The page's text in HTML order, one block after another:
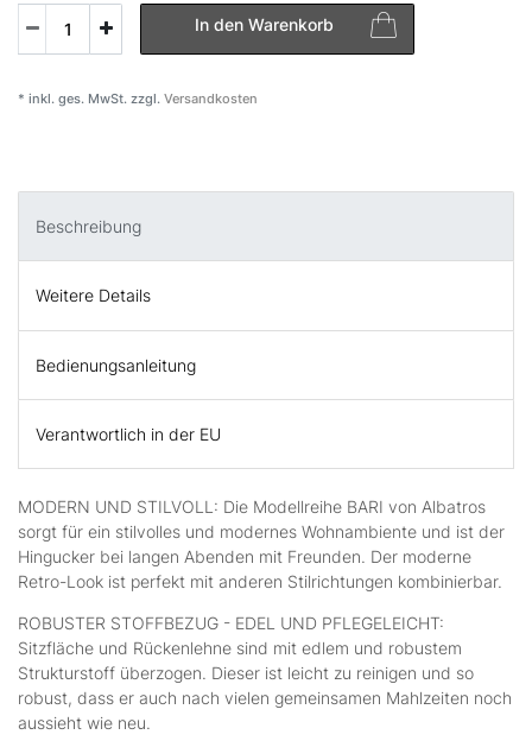
In den Warenkorb
* inkl. ges. MwSt. zzgl. Versandkosten
Beschreibung
Weitere Details
Bedienungsanleitung
Verantwortlich in der EU
MODERN UND STILVOLL: Die Modellreihe BARI von Albatros
sorgt für ein stilvolles und modernes Wohnambiente und ist der
Hingucker bei langen Abenden mit Freunden. Der moderne
Retro-Look ist perfekt mit anderen Stilrichtungen kombinierbar.
ROBUSTER STOFFBEZUG - EDEL UND PFLEGELEICHT:
Sitzfläche und Rückenlehne sind mit edlem und robustem
Strukturstoff überzogen. Dieser ist leicht zu reinigen und so
robust, dass er auch nach vielen gemeinsamen Mahlzeiten noch
aussieht wie neu.